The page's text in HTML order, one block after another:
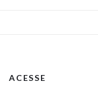
ACESSE